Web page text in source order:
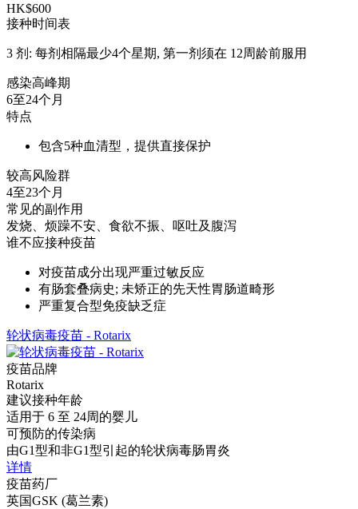
HK$600
接种时间表
3 剂: 每剂相隔最少4个星期, 第一剂须在 12周龄前服用
感染高峰期
6至24个月
特点
包含5种血清型，提供直接保护
较高风险群
4至23个月
常见的副作用
发烧、烦躁不安、食欲不振、呕吐及腹泻
谁不应接种疫苗
对疫苗成分出现严重过敏反应
有肠套叠病史; 未矫正的先天性胃肠道畸形
严重复合型免疫缺乏症
轮状病毒疫苗 - Rotarix
疫苗品牌
Rotarix
建议接种年龄
适用于 6 至 24周的婴儿
可预防的传染病
由G1型和非G1型引起的轮状病毒肠胃炎
详情
疫苗药厂
英国GSK (葛兰素)